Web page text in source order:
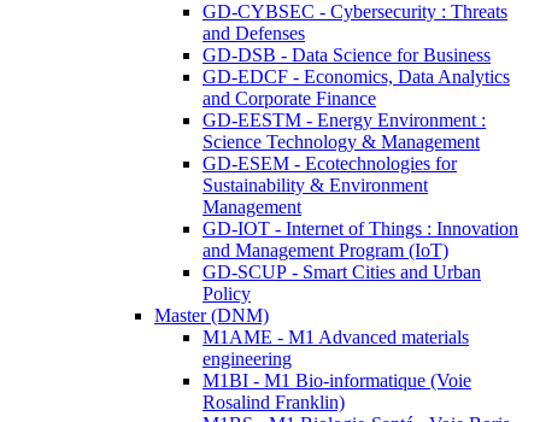
GD-CYBSEC - Cybersecurity : Threats
and Defenses
GD-DSB - Data Science for Business
GD-EDCF - Economics, Data Analytics
and Corporate Finance
GD-EESTM - Energy Environment :
Science Technology & Management
GD-ESEM - Ecotechnologies for
Sustainability & Environment
Management
GD-IOT - Internet of Things : Innovation
and Management Program (IoT)
GD-SCUP - Smart Cities and Urban
Policy
Master (DNM)
M1AME - M1 Advanced materials
engineering
M1BI - M1 Bio-informatique (Voie
Rosalind Franklin)